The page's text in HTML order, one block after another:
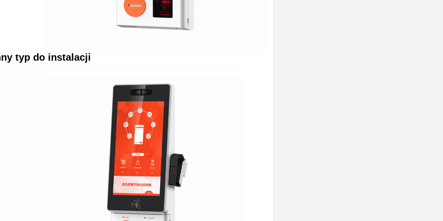
typ do instalacji